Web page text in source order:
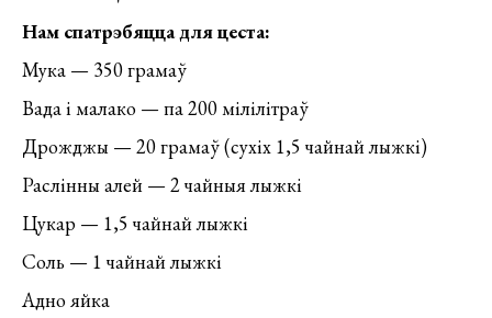
Нам спатрэбяцца для цеста:
Мука — 350 грамаў
Вада і малако — па 200 мілілітраў
Дрожджы — 20 грамаў (сухіх 1,5 чайнай лыжкі)
Раслінны алей — 2 чайныя лыжкі
Цукар — 1,5 чайнай лыжкі
Соль — 1 чайнай лыжкі
Адно яйка